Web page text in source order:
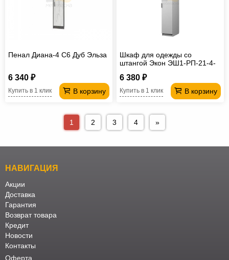
Пенал Диана-4 С6 Дуб Эльза
6 340 ₽
В корзину
Купить в 1 клик
Шкаф для одежды со
штангой Экон ЭШ1-РП-21-4-
6 380 ₽
В корзину
Купить в 1 клик
1 2 3 4 »
НАВИГАЦИЯ
Акции
Доставка
Гарантия
Возврат товара
Кредит
Новости
Контакты
Оферта